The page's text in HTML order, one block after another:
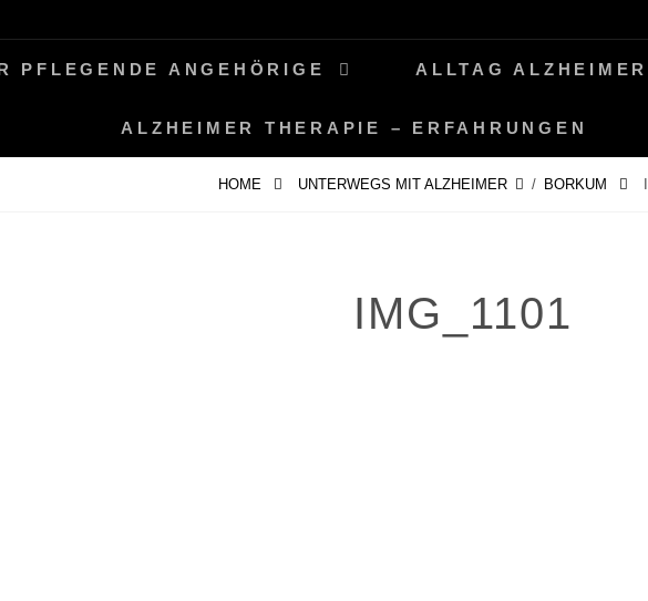
PFLEGENDE ANGEHÖRIGE ALLTAG ALZHEIMER
ALZHEIMER THERAPIE – ERFAHRUNGEN
HOME UNTERWEGS MIT ALZHEIMER / BORKUM
IMG_1101